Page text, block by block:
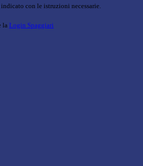
con le istruzioni necessarie.
la Login Spaggiari